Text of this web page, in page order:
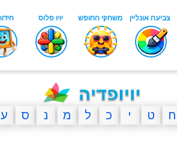
ח ט י כ ל מ נ ס ע